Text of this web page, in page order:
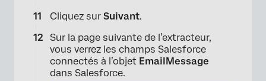
Cliquez sur Suivant.
Sur la page suivante de l’extracteur,
vous verrez les champs Salesforce
connectés à l’objet EmailMessage
dans Salesforce.